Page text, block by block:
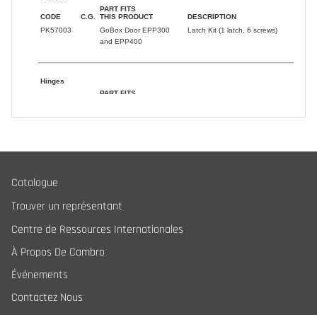
Catalogue
Trouver un représentant
Centre de Ressources Internationales
À Propos De Cambro
Événements
Contactez Nous